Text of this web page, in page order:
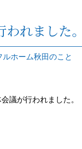
れました。
ルホーム秋田のこと
議が行われました。